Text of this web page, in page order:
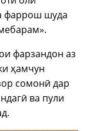
фаррош шуда
фарзандон аз
ҳамчун
сомонӣ дар
ва пули